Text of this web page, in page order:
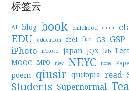
标签云
AI blog book childhood china
EDU education feel fun G3 GSP
iPhoto iPhoto japan JQX lab
MOOC MPO new NEYC none
poem qiusir qiutopia read
Students Supernormal